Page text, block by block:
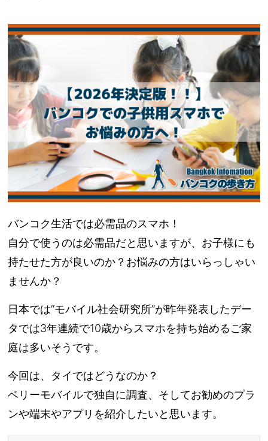
バンコク生活では必需品のスマホ！
自分で使うのは必需品だと思いますが、お子様にも
持たせた方が良いのか？お悩みの方はいらっしゃい
ませんか？
日本では”モバイル社会研究所”が昨年発表したデー
タでは3年連続で10歳からスマホを持ち始めるご家
庭は多いそうです。
今回は、タイではどうなのか？
ベリーモバイルで独自に調査、そしてお勧めのプラ
ンや端末やアプリを紹介したいと思います。